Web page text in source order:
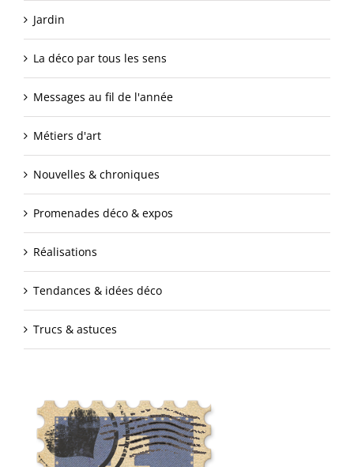
Jardin
La déco par tous les sens
Messages au fil de l'année
Métiers d'art
Nouvelles & chroniques
Promenades déco & expos
Réalisations
Tendances & idées déco
Trucs & astuces